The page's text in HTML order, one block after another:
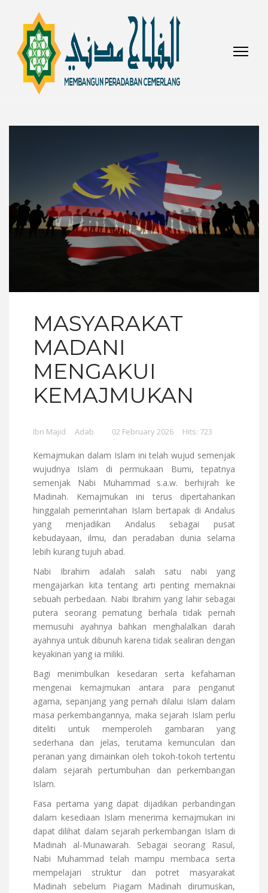
MASYARAKAT
MADANI
MENGAKUI
KEMAJMUKAN
Ibn Majid Adab 02 February 2026 Hits: 723
Kemajmukan dalam Islam ini telah wujud semenjak
wujudnya Islam di permukaan Bumi, tepatnya
semenjak Nabi Muhammad s.a.w. berhijrah ke
Madinah. Kemajmukan ini terus dipertahankan
hinggalah pemerintahan Islam bertapak di Andalus
yang menjadikan Andalus sebagai pusat
kebudayaan, ilmu, dan peradaban dunia selama
lebih kurang tujuh abad.
Nabi Ibrahim adalah salah satu nabi yang
mengajarkan kita tentang arti penting memaknai
sebuah perbedaan. Nabi Ibrahim yang lahir sebagai
putera seorang pematung berhala tidak pernah
memusuhi ayahnya bahkan menghalalkan darah
ayahnya untuk dibunuh karena tidak sealiran dengan
keyakinan yang ia miliki.
Bagi menimbulkan kesedaran serta kefahaman
mengenai kemajmukan antara para penganut
agama, sepanjang yang pernah dilalui Islam dalam
masa perkembangannya, maka sejarah Islam perlu
diteliti untuk memperoleh gambaran yang
sederhana dan jelas, terutama kemunculan dan
peranan yang dimainkan oleh tokoh-tokoh tertentu
dalam sejarah pertumbuhan dan perkembangan
Islam.
Fasa pertama yang dapat dijadikan perbandingan
dalam kesediaan Islam menerima kemajmukan ini
dapat dilihat dalam sejarah perkembangan Islam di
Madinah al-Munawarah. Sebagai seorang Rasul,
Nabi Muhammad telah mampu membaca serta
mempelajari struktur dan potret masyarakat
Madinah sebelum Piagam Madinah dirumuskan,